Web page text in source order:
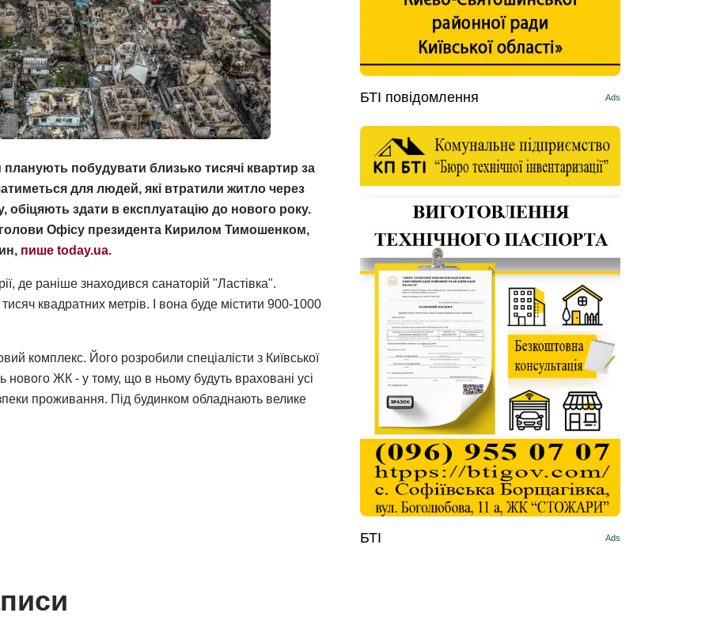
планують побудувати близько тисячі квартир за
для людей, які втратили житло через
здати в експлуатацію до нового року.
голови Офісу президента Кирилом Тимошенком,
пише today.ua.
де раніше знаходився санаторій "Ластівка".
квадратних метрів. І вона буде містити 900-1000
комплекс. Його розробили спеціалісти з Київської
нового ЖК - у тому, що в ньому будуть враховані усі
проживання. Під будинком обладнають велике
БТІ повідомлення Ads
БТІ Ads